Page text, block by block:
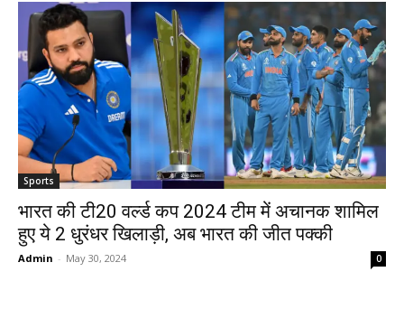
Sports
भारत की टी20 वर्ल्ड कप 2024 टीम में अचानक शामिल
हुए ये 2 धुरंधर खिलाड़ी, अब भारत की जीत पक्की
Admin - May 30, 2024 0